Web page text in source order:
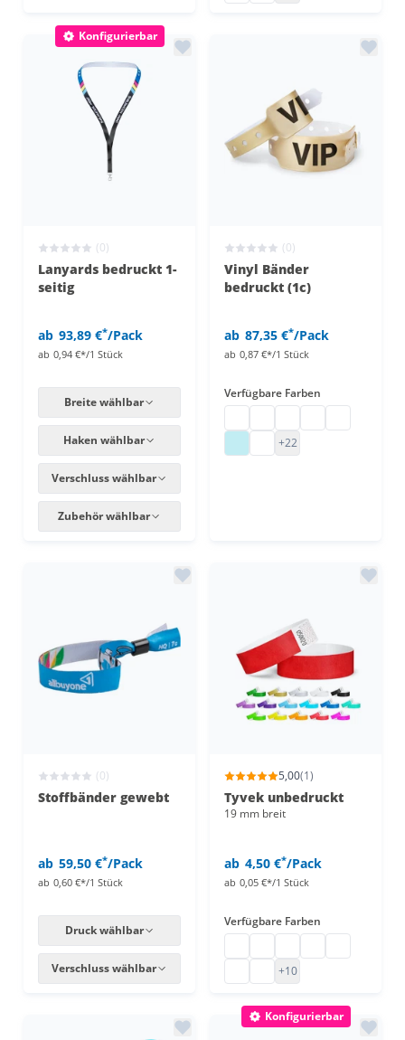
Konfigurierbar
(0)
Lanyards bedruckt 1-
seitig
ab 93,89 €*/Pack
ab 0,94 €*/1 Stück
Breite wählbar
Haken wählbar
Verschluss wählbar
Zubehör wählbar
(0)
Vinyl Bänder
bedruckt (1c)
ab 87,35 €*/Pack
ab 0,87 €*/1 Stück
Verfügbare Farben
Vinyl Einlassbänder
Vinyl Einlassbänder
+22
(0)
Stoffbänder gewebt
ab 59,50 €*/Pack
ab 0,60 €*/1 Stück
Druck wählbar
Verschluss wählbar
5,00(1)
Tyvek unbedruckt
19 mm breit
ab 4,50 €*/Pack
ab 0,05 €*/1 Stück
Verfügbare Farben
Tyvek Bänder unbedruckt
Papier Eintrittsbänder
+10
Konfigurierbar